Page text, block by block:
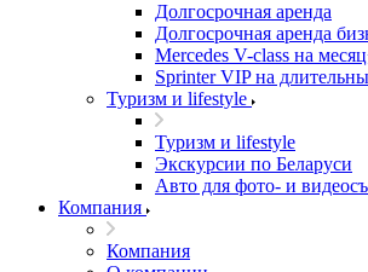
Долгосрочная аренда
Долгосрочная аренда
Mercedes V-class на
Sprinter VIP на
Туризм и lifestyle
Туризм и lifestyle
Экскурсии по Беларуси
Авто для фото- и
Компания
Компания